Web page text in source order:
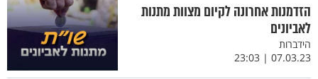
הזדמנות אחרונה לקיום מצוות מתנות
לאביונים
הידברות
07.03.23 | 23:03